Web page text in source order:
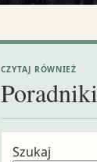
CZYTAJ RÓWNIEŻ
Szukaj